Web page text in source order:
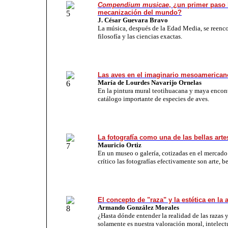
Compendium musicae, ¿un primer paso
mecanización del mundo?
J. César Guevara Bravo
La música, después de la Edad Media, se
filosofía y las ciencias exactas.
Las aves en el imaginario
María de Lourdes Navarijo Ornelas
En la pintura mural teotihuacana y maya
catálogo importante de especies de aves.
La fotografía como una de las bellas
Mauricio Ortiz
En un museo o galería, cotizadas en el
crítico las fotografías efectivamente son arte,
El concepto de "raza" y la estética en la
Armando González Morales
¿Hasta dónde entender la realidad de las razas
solamente es nuestra valoración moral,